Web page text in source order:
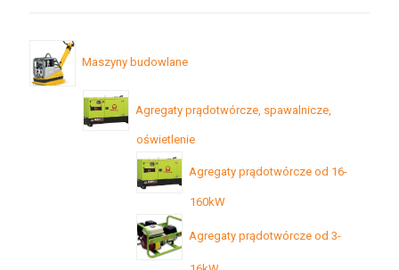
Maszyny budowlane
Agregaty prądotwórcze, spawalnicze,
oświetlenie
Agregaty prądotwórcze od 16-
160kW
Agregaty prądotwórcze od 3-